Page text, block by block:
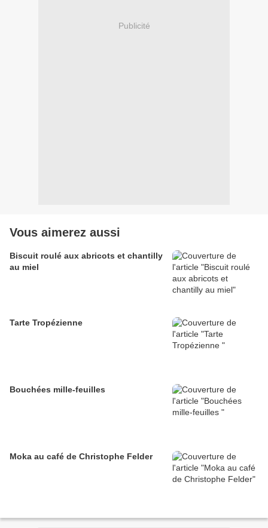
Publicité
Vous aimerez aussi
Biscuit roulé aux abricots et chantilly
au miel
Tarte Tropézienne
Bouchées mille-feuilles
Moka au café de Christophe Felder